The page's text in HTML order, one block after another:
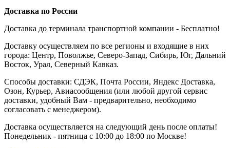
Доставка по России
Доставка до терминала транспортной компании - Бесплатно!
Доставку осуществляем по все регионы и входящие в них
города: Центр, Поволжье, Северо-Запад, Сибирь, Юг, Дальний
Восток, Урал, Северный Кавказ.
Способы доставки: СДЭК, Почта России, Яндекс Доставка,
Озон, Курьер, Авиасообщения (или любой другой сервис
доставки, удобный Вам - предварительно, необходимо
согласовать с менеджером).
Доставка осуществляется на следующий день после оплаты!
Понедельник - пятница с 10:00 до 18:00 по Москве!